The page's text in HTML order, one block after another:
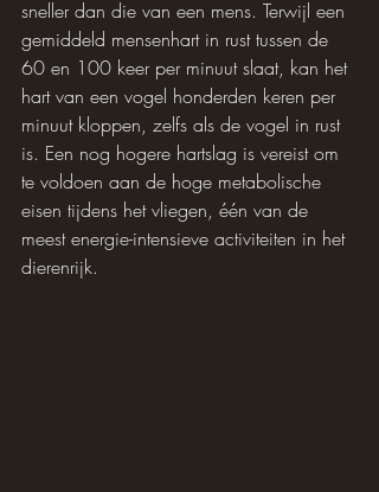
sneller dan die van een mens. Terwijl een
gemiddeld mensenhart in rust tussen de
60 en 100 keer per minuut slaat, kan het
hart van een vogel honderden keren per
minuut kloppen, zelfs als de vogel in rust
is. Een nog hogere hartslag is vereist om
te voldoen aan de hoge metabolische
eisen tijdens het vliegen, één van de
meest energie-intensieve activiteiten in het
dierenrijk.